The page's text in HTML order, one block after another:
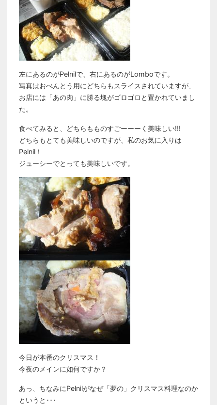
左にあるのがPelnilで、右にあるのがLomboです。
写真はおべんとう用にどちらもスライスされていますが、
お店には「あの肉」に勝る塊がゴロゴロと置かれていまし
た。
食べてみると、どちらもものすごーーーく美味しい!!!
どちらもとても美味しいのですが、私のお気に入りは
Pelnil！
ジューシーでとっても美味しいです。
今日が本番のクリスマス！
今夜のメインに如何ですか？
あっ、ちなみにPelnilがなぜ「夢の」クリスマス料理なのか
というと･･･